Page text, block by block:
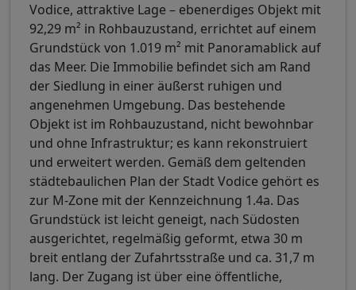
Vodice, attraktive Lage – ebenerdiges Objekt mit
92,29 m² in Rohbauzustand, errichtet auf einem
Grundstück von 1.019 m² mit Panoramablick auf
das Meer. Die Immobilie befindet sich am Rand
der Siedlung in einer äußerst ruhigen und
angenehmen Umgebung. Das bestehende
Objekt ist im Rohbauzustand, nicht bewohnbar
und ohne Infrastruktur; es kann rekonstruiert
und erweitert werden. Gemäß dem geltenden
städtebaulichen Plan der Stadt Vodice gehört es
zur M-Zone mit der Kennzeichnung 1.4a. Das
Grundstück ist leicht geneigt, nach Südosten
ausgerichtet, regelmäßig geformt, etwa 30 m
breit entlang der Zufahrtsstraße und ca. 31,7 m
lang. Der Zugang ist über eine öffentliche,